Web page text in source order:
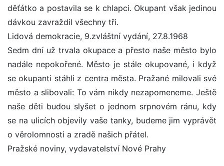
děťátko a postavila se k chlapci. Okupant však jedinou
dávkou zavraždil všechny tři.
Lidová demokracie, 9.zvláštní vydání, 27.8.1968
Sedm dní už trvala okupace a přesto naše město bylo
nadále nepokořené. Město je stále okupované, i když
se okupanti stáhli z centra města. Pražané milovali své
město a slibovali: To vám nikdy nezapomeneme. Ještě
naše děti budou slyšet o jednom srpnovém ránu, kdy
se na ulicích objevily vaše tanky, budeme jim vyprávět
o věrolomnosti a zradě našich přátel.
Pražské noviny, vydavatelství Nové Prahy